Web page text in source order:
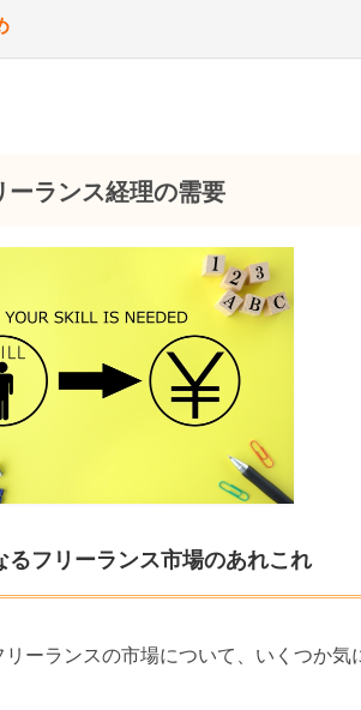
ーランス経理の需要
るフリーランス市場のあれこれ
リーランスの市場について、いくつか気